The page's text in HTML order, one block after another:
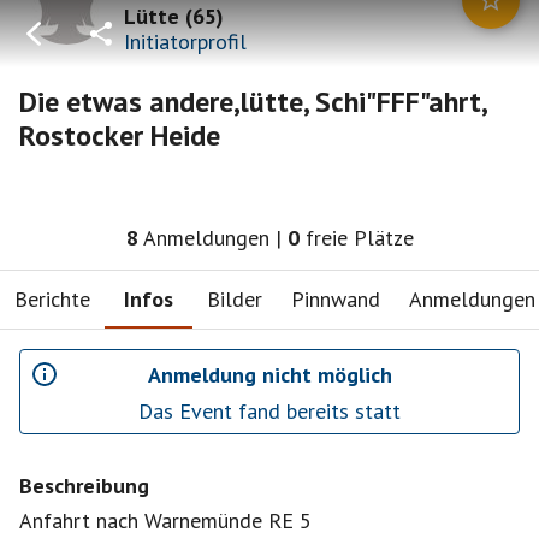
Lütte(65)
Initiatorprofil
Die etwas andere,lütte, Schi"FFF"ahrt,
Rostocker Heide
8 Anmeldungen | 0 freie Plätze
Berichte Infos Bilder Pinnwand Anmeldungen
Anmeldung nicht möglich
Das Event fand bereits statt
Beschreibung
Anfahrt nach Warnemünde RE 5